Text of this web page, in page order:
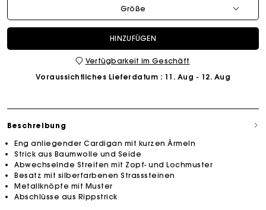
Größe
HINZUFÜGEN
Verfügbarkeit im Geschäft
Voraussichtliches Lieferdatum : 11. Aug - 12. Aug
Beschreibung
Eng anliegender Cardigan mit kurzen Ärmeln
Strick aus Baumwolle und Seide
Abwechselnde Streifen mit Zopf- und Lochmuster
Besatz mit silberfarbenen Strasssteinen
Metallknöpfe mit Muster
Abschlüsse aus Rippstrick